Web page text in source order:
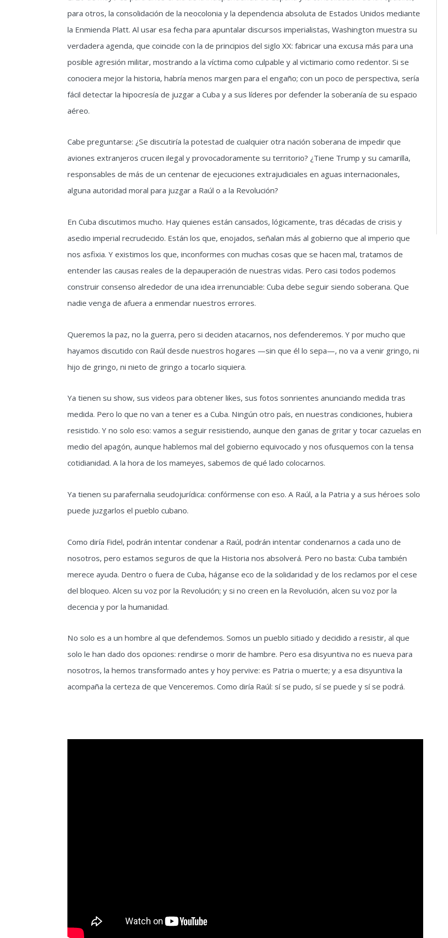
para otros, la consolidación de la neocolonia y la dependencia absoluta de Estados Unidos mediante
la Enmienda Platt. Al usar esa fecha para apuntalar discursos imperialistas, Washington muestra su
verdadera agenda, que coincide con la de principios del siglo XX: fabricar una excusa más para una
posible agresión militar, mostrando a la víctima como culpable y al victimario como redentor. Si se
conociera mejor la historia, habría menos margen para el engaño; con un poco de perspectiva, sería
fácil detectar la hipocresía de juzgar a Cuba y a sus líderes por defender la soberanía de su espacio
aéreo.
Cabe preguntarse: ¿Se discutiría la potestad de cualquier otra nación soberana de impedir que
aviones extranjeros crucen ilegal y provocadoramente su territorio? ¿Tiene Trump y su camarilla,
responsables de más de un centenar de ejecuciones extrajudiciales en aguas internacionales,
alguna autoridad moral para juzgar a Raúl o a la Revolución?
En Cuba discutimos mucho. Hay quienes están cansados, lógicamente, tras décadas de crisis y
asedio imperial recrudecido. Están los que, enojados, señalan más al gobierno que al imperio que
nos asfixia. Y existimos los que, inconformes con muchas cosas que se hacen mal, tratamos de
entender las causas reales de la depauperación de nuestras vidas. Pero casi todos podemos
construir consenso alrededor de una idea irrenunciable: Cuba debe seguir siendo soberana. Que
nadie venga de afuera a enmendar nuestros errores.
Queremos la paz, no la guerra, pero si deciden atacarnos, nos defenderemos. Y por mucho que
hayamos discutido con Raúl desde nuestros hogares —sin que él lo sepa—, no va a venir gringo, ni
hijo de gringo, ni nieto de gringo a tocarlo siquiera.
Ya tienen su show, sus videos para obtener likes, sus fotos sonrientes anunciando medida tras
medida. Pero lo que no van a tener es a Cuba. Ningún otro país, en nuestras condiciones, hubiera
resistido. Y no solo eso: vamos a seguir resistiendo, aunque den ganas de gritar y tocar cazuelas en
medio del apagón, aunque hablemos mal del gobierno equivocado y nos ofusquemos con la tensa
cotidianidad. A la hora de los mameyes, sabemos de qué lado colocarnos.
Ya tienen su parafernalia seudojurídica: confórmense con eso. A Raúl, a la Patria y a sus héroes solo
puede juzgarlos el pueblo cubano.
Como diría Fidel, podrán intentar condenar a Raúl, podrán intentar condenarnos a cada uno de
nosotros, pero estamos seguros de que la Historia nos absolverá. Pero no basta: Cuba también
merece ayuda. Dentro o fuera de Cuba, háganse eco de la solidaridad y de los reclamos por el cese
del bloqueo. Alcen su voz por la Revolución; y si no creen en la Revolución, alcen su voz por la
decencia y por la humanidad.
No solo es a un hombre al que defendemos. Somos un pueblo sitiado y decidido a resistir, al que
solo le han dado dos opciones: rendirse o morir de hambre. Pero esa disyuntiva no es nueva para
nosotros, la hemos transformado antes y hoy pervive: es Patria o muerte; y a esa disyuntiva la
acompaña la certeza de que Venceremos. Como diría Raúl: sí se pudo, sí se puede y sí se podrá.